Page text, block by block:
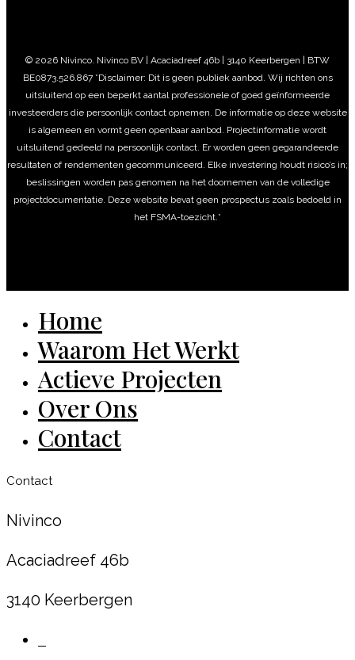
© 2026 Nivinco. Nivinco BV | Acaciadreef 46b | 3140 Keerbergen | BTW
BE0873.526.867 *Disclaimer: Dit is geen publiek aanbod. Wij richten ons
uitsluitend op een beperkt aantal professionele of goed geïnformeerde
investeerders die persoonlijk contact opnemen. De informatie op deze website
is algemeen en vormt geen openbaar aanbod. Projectinformatie wordt
uitsluitend gedeeld na persoonlijk contact. Er worden geen gegarandeerde
resultaten of rendementen gecommuniceerd. Elke investering houdt risico’s in;
beslissingen worden pas genomen na het doornemen van de volledige
projectdocumentatie. Deze website bevat geen prospectus zoals bedoeld in
het FSMA-toezicht.*
Close
Menu
Home
Waarom Het Werkt
Actieve Projecten
Over Ons
Contact
Contact
Nivinco
Acaciadreef 46b
3140 Keerbergen